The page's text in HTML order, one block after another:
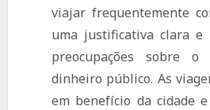
viajar frequentemente
uma justificativa clara e
preocupações sobre o
dinheiro público. As
em benefício da cidade